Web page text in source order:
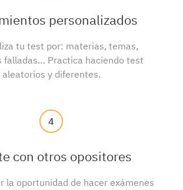
personalizados
tu test por: materias, temas,
falladas… Practica haciendo test
aleatorios y diferentes.
4
con otros opositores
la oportunidad de hacer exámenes